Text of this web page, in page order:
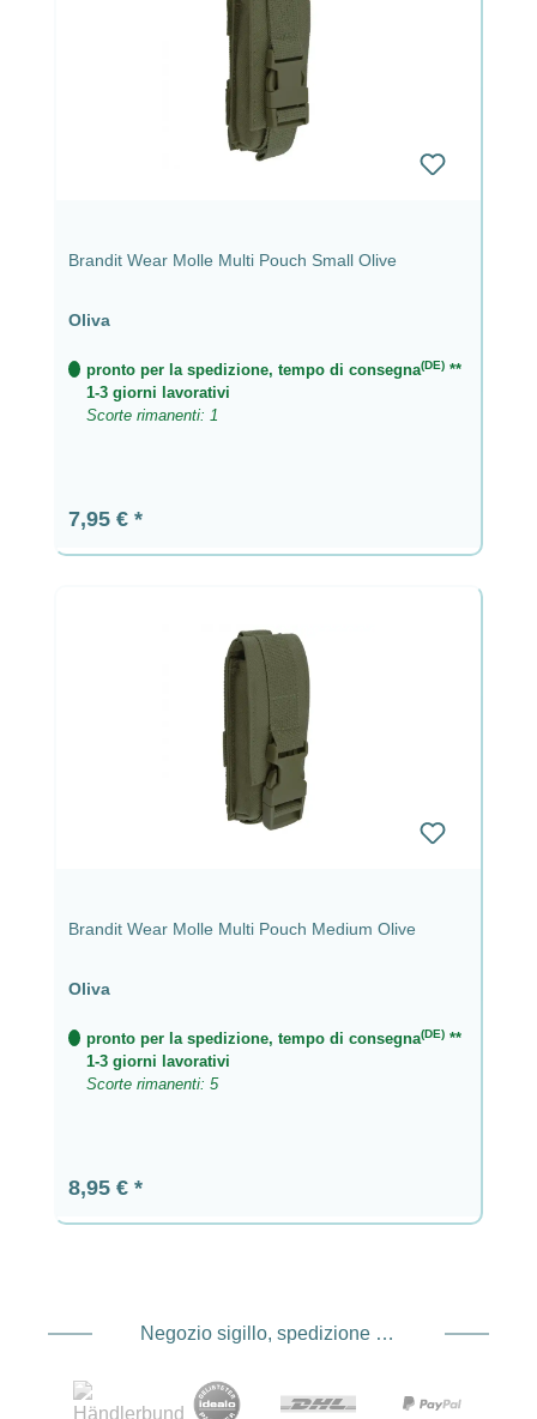
Brandit Wear Molle Multi Pouch Small Olive
Oliva
pronto per la spedizione, tempo di consegna(DE) **
1-3 giorni lavorativi
Scorte rimanenti: 1
Prezzo normale:
7,95 €
Brandit Wear Molle Multi Pouch Medium Olive
Oliva
pronto per la spedizione, tempo di consegna(DE) **
1-3 giorni lavorativi
Scorte rimanenti: 5
Prezzo normale:
8,95 €
Negozio sigillo, spedizione e spedizione Fornitore di servizi di pagamento